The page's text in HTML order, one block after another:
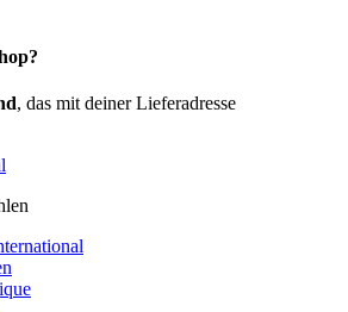
, das mit deiner Lieferadresse